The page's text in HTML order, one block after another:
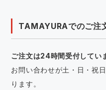
TAMAYURAでのご注
ご注文は24時間受付してい
お問い合わせが土・日・祝
ります。